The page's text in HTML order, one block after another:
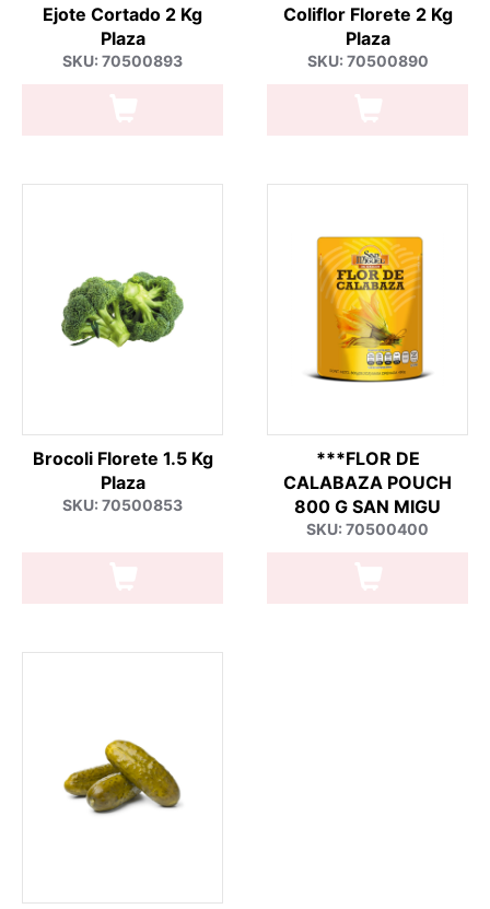
Ejote Cortado 2 Kg
Plaza
SKU: 70500893
Coliflor Florete 2 Kg
Plaza
SKU: 70500890
Brocoli Florete 1.5 Kg
Plaza
SKU: 70500853
***FLOR DE
CALABAZA POUCH
800 G SAN MIGU
SKU: 70500400